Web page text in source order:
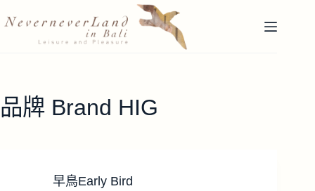
至
容
品牌 Brand HIG
早鳥Early Bird